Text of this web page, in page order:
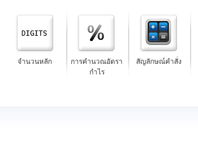
จำนวนหลัก
การคำนวณอัตรา
กำไร
สัญลักษณ์คำสั่ง